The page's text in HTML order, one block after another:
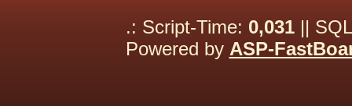
.: Script-Time: 0,031||
Powered by ASP-